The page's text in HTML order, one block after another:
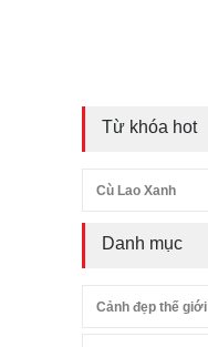
Từ khóa hot
Cù Lao Xanh
Danh mục
Cảnh đẹp thế giới